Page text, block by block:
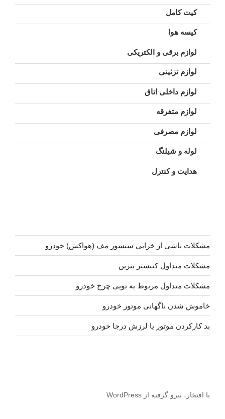
کیت کامل
کیسه هوا
لوازم برقی و الکتریکی
لوازم تزئینی
لوازم داخلی اتاق
لوازم متفرقه
لوازم مصرفی
لوله و شیلنگ
هدایت و کنترل
مشکلات ناشی از خرابی سنسور مف (هواکش) خودرو
مشکلات متداول کنیستر بنزین
مشکلات متداول مربوط به توپی چرخ خودرو
خاموش شدن ناگهانی موتور خودرو
بد کارکردن موتور یا لرزش درجا خودرو
با افتخار، نیرو گرفته از WordPress